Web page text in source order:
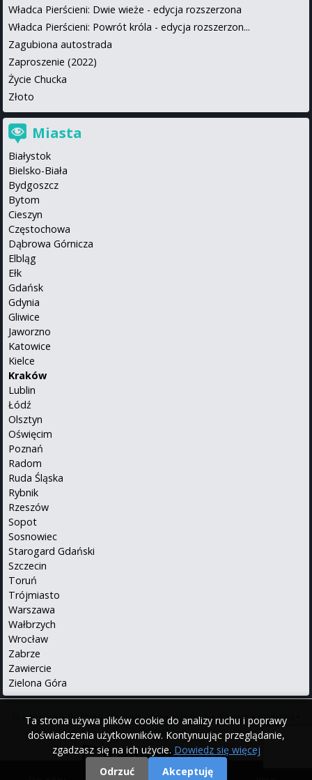
Ta strona używa plików cookie do analizy ruchu i poprawy
doświadczenia użytkowników. Kontynuując przeglądanie,
zgadzasz się na ich użycie. Dowiedz się więcej
Odrzuć
Akceptuję
Władca Pierścieni: Dwie wieże - edycja rozszerzona
Władca Pierścieni: Powrót króla - edycja rozszerzon...
Zagubiona autostrada
Zaproszenie (2022)
Życie Chucka
Złoto
Miasta
Białystok
Bielsko-Biała
Bydgoszcz
Bytom
Cieszyn
Częstochowa
Dąbrowa Górnicza
Elbląg
Ełk
Gdańsk
Gdynia
Gliwice
Jaworzno
Katowice
Kielce
Kraków
Lublin
Łódź
Olsztyn
Oświęcim
Poznań
Radom
Ruda Śląska
Rybnik
Rzeszów
Sopot
Sosnowiec
Starogard Gdański
Szczecin
Toruń
Trójmiasto
Warszawa
Wałbrzych
Wrocław
Zabrze
Zawiercie
Zielona Góra
O serwisie•Polityka prywatności•Kontakt•iPhone•Android
English